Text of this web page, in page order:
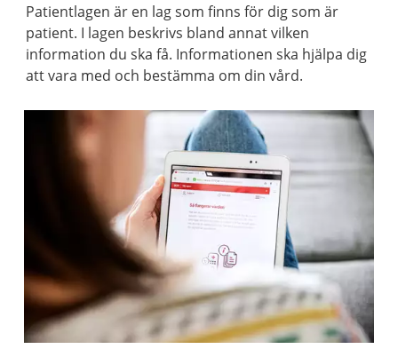
Patientlagen är en lag som finns för dig som är
patient. I lagen beskrivs bland annat vilken
information du ska få. Informationen ska hjälpa dig
att vara med och bestämma om din vård.